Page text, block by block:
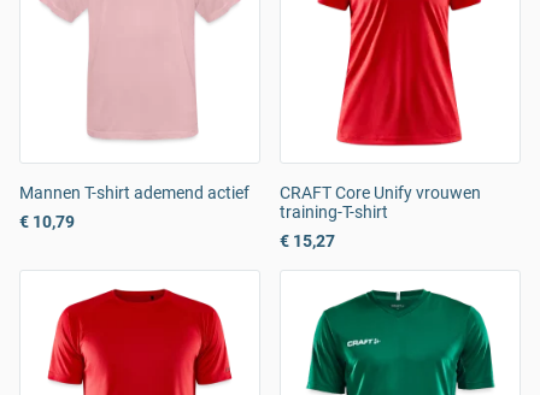
Mannen T-shirt ademend actief
€ 10,79
CRAFT Core Unify vrouwen
training-T-shirt
€ 15,27